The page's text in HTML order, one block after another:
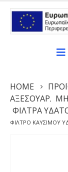
HOME
ΑΞΕΣΟΥΆΡ,
ΦΙΛΤΡΑ
ΦΊΛΤΡΟ ΚΑΥΣΊΜΟΥ